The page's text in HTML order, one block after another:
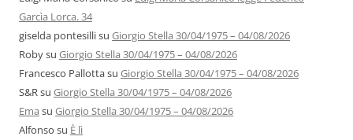
Garcìa Lorca. 34
giselda pontesillisu Giorgio Stella 30/04/1975 – 04/08/2026
Robysu Giorgio Stella 30/04/1975 – 04/08/2026
Francesco Pallottasu Giorgio Stella 30/04/1975 – 04/08/2026
S&Rsu Giorgio Stella 30/04/1975 – 04/08/2026
Ema su Giorgio Stella 30/04/1975 – 04/08/2026
Alfonso su È lì